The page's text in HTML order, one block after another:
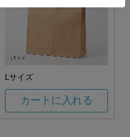
Lサイズ
カートに入れる